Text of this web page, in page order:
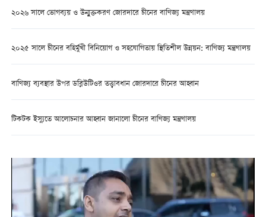
২০২৬ সালে ভোগব্যয় ও উন্মুক্তকরণ জোরদারে চীনের বাণিজ্য মন্ত্রণালয়
২০২৫ সালে চীনের বহির্মুখী বিনিয়োগ ও সহযোগিতায় স্থিতিশীল উন্নয়ন: বাণিজ্য মন্ত্রণালয়
বাণিজ্য ব্যবস্থার উপর ডব্লিউটিওর তত্ত্বাবধান জোরদারে চীনের আহ্বান
টিকটক ইস্যুতে আলোচনার আহ্বান জানালো চীনের বাণিজ্য মন্ত্রণালয়